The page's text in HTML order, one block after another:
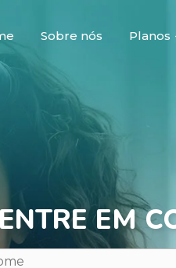
Sobre nós Planos
ENTRE EM